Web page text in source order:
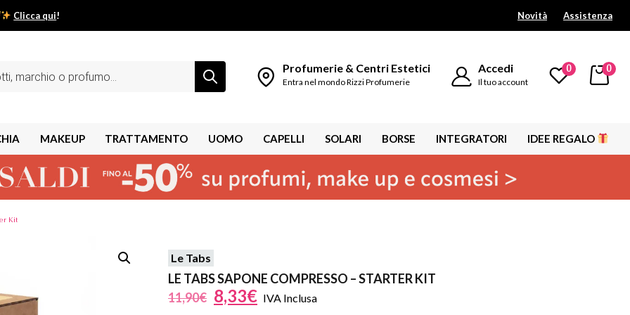
Clicca qui!
estivo inizia da qui.
Novità Assistenza
Profumerie & Centri Estetici
Entra nel mondo Rizzi Profumerie
Accedi
Il tuo account
0 0
MAKEUP TRATTAMENTO UOMO CAPELLI SOLARI BORSE INTEGRATORI IDEE REGALO
Kit
Le Tabs
LE TABS SAPONE COMPRESSO – STARTER KIT
11,90€ 8,33€ IVA Inclusa